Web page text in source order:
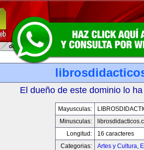
El dueño de este dominio lo
Mayusculas:
Minusculas:
Longitud:
16 caracteres
Categorias:
Artes y Cultura,